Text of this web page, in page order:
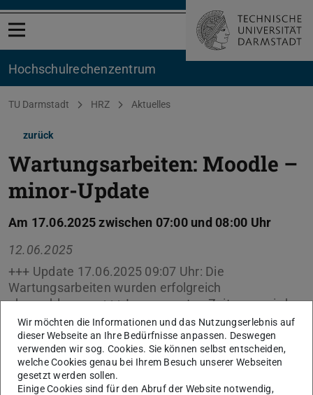
Menü öffnen
Hochschul­rechenzentrum
Sie befinden sich hier:
TU Darmstadt HRZ Aktuelles
zurück
Wartungsarbeiten: Moodle –
minor-Update
Am 17.06.2025 zwischen 07:00 und 08:00 Uhr
12.06.2025
+++ Update 17.06.2025 09:07 Uhr: Die
Wartungsarbeiten wurden erfolgreich
abgeschlossen. +++ Im genannten Zeitraum wird
ein minor-Update auf die neueste Moodle-Version
durchgeführt, weshalb das Moodle-System für
maximal eine Stunde nicht erreichbar sein wird.
Während der Moodle-Wartungszeit ist ein Login in
Mahara und Panopto nicht möglich.
Wir möchten die Informationen und das Nutzungserlebnis auf
dieser Webseite an Ihre Bedürfnisse anpassen. Deswegen
verwenden wir sog. Cookies. Sie können selbst entscheiden,
welche Cookies genau bei Ihrem Besuch unserer Webseiten
gesetzt werden sollen.
Einige Cookies sind für den Abruf der Website notwendig,